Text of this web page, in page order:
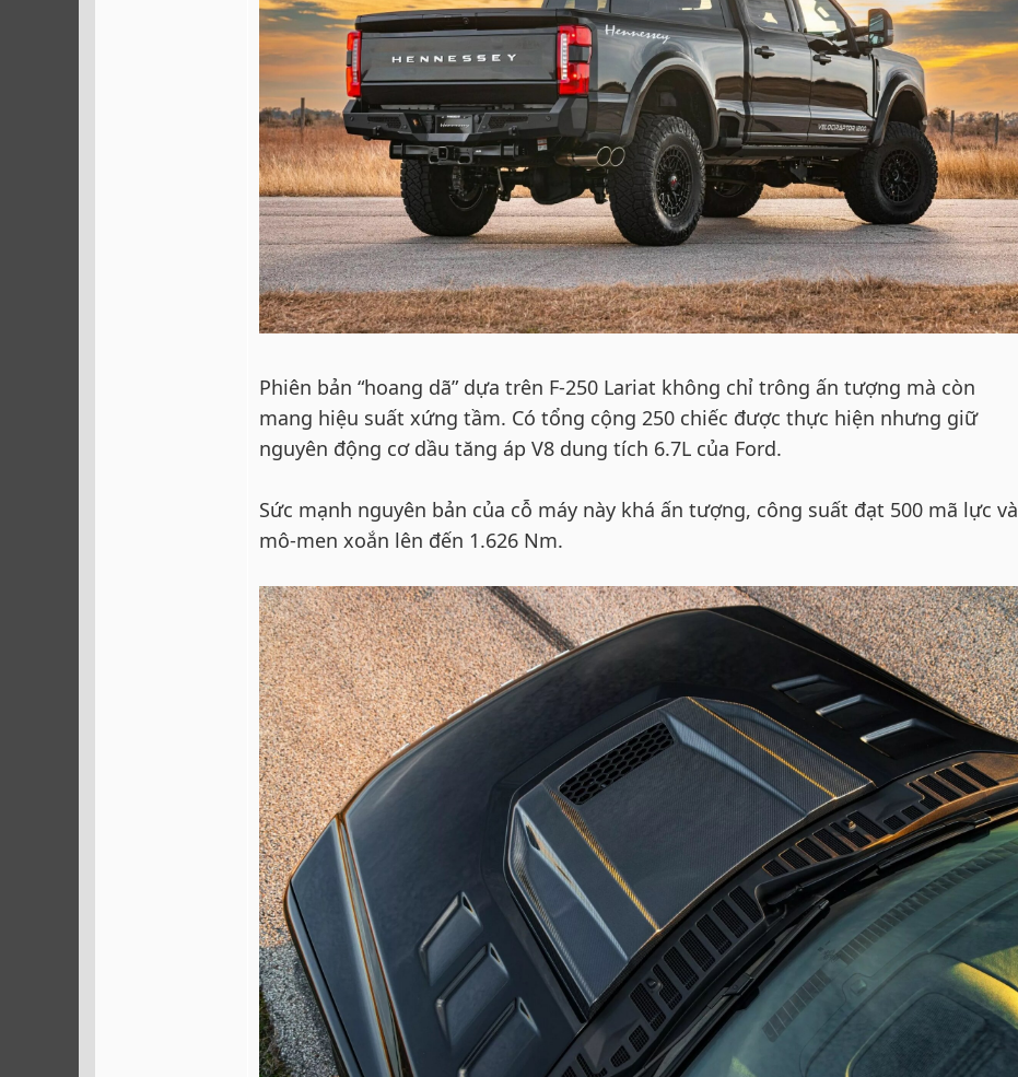
Phiên bản “hoang dã” dựa trên F-250 Lariat không chỉ trông ấn tượng mà còn
mang hiệu suất xứng tầm. Có tổng cộng 250 chiếc được thực hiện nhưng giữ
nguyên động cơ dầu tăng áp V8 dung tích 6.7L của Ford.
Sức mạnh nguyên bản của cỗ máy này khá ấn tượng, công suất đạt 500 mã lực và
mô-men xoắn lên đến 1.626 Nm.